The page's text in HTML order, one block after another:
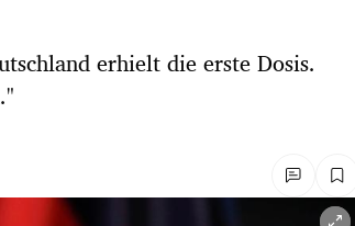
erhielt die erste Dosis.